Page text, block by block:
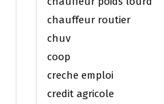
chauffeur routier
chuv
coop
creche emploi
credit agricole